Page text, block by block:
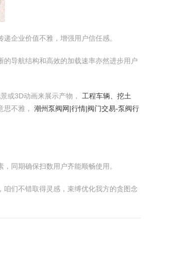
企业价值不雅，增强用户信任感。
导航结构和高效的加载速率亦然进步用户
或3D动画来展示产物， 工程车辆、挖土
思不雅， 潮州泵阀网|行情|阀门交易-泵阀行
同期确保扫数用户齐能顺畅使用。
们不错取得灵感，束缚优化我方的贪图念